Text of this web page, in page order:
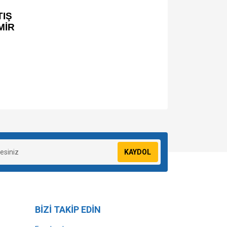
KAYDOL
BİZİ TAKİP EDİN